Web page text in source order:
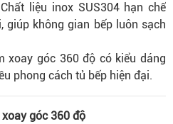
liệu inox SUS304 hạn chế
giúp không gian bếp luôn sạch
xoay góc 360 độ có kiểu dáng
phong cách tủ bếp hiện đại.
góc 360 độ